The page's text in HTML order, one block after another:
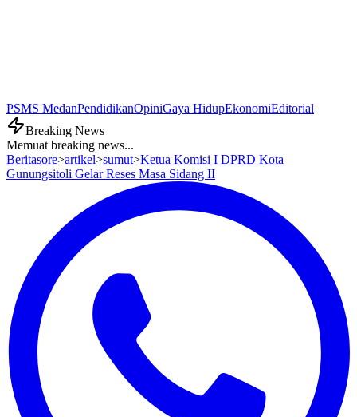
PSMS MedanPendidikanOpiniGaya HidupEkonomiEditorial
Breaking News
Memuat breaking news...
Beritasore>artikel>sumut>Ketua Komisi I DPRD Kota
Gunungsitoli Gelar Reses Masa Sidang II